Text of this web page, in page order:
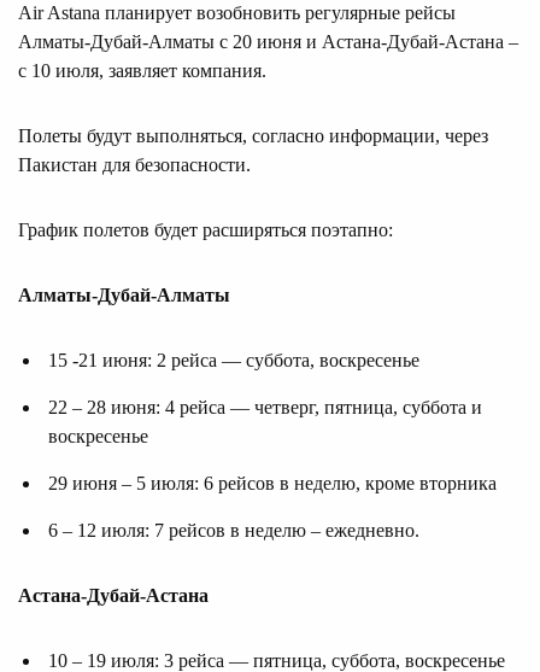
Air Astana планирует возобновить регулярные рейсы
Алматы-Дубай-Алматы с 20 июня и Астана-Дубай-Астана –
с 10 июля, заявляет компания.
Полеты будут выполняться, согласно информации, через
Пакистан для безопасности.
График полетов будет расширяться поэтапно:
Алматы-Дубай-Алматы
15 -21 июня: 2 рейса — суббота, воскресенье
22 – 28 июня: 4 рейса — четверг, пятница, суббота и
воскресенье
29 июня – 5 июля: 6 рейсов в неделю, кроме вторника
6 – 12 июля: 7 рейсов в неделю – ежедневно.
Астана-Дубай-Астана
10 – 19 июля: 3 рейса — пятница, суббота, воскресенье